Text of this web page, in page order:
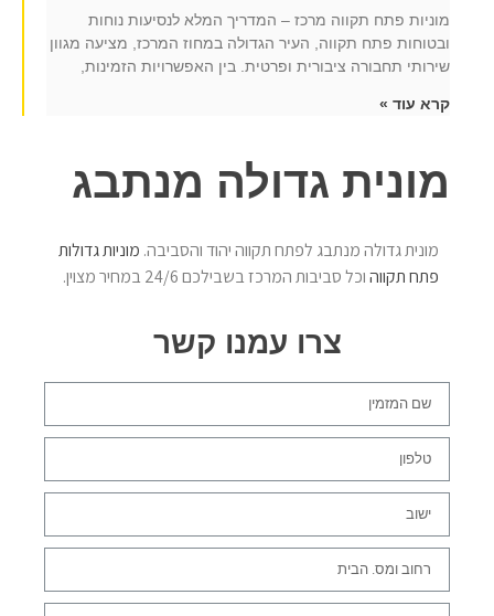
מוניות פתח תקווה מרכז – המדריך המלא לנסיעות נוחות
ובטוחות פתח תקווה, העיר הגדולה במחוז המרכז, מציעה מגוון
שירותי תחבורה ציבורית ופרטית. בין האפשרויות הזמינות,
קרא עוד »
מונית גדולה מנתבג
מונית גדולה מנתבג לפתח תקווה יהוד והסביבה. מוניות גדולות
פתח תקווהוכל סביבות המרכז בשבילכם 24/6 במחיר מצוין.
צרו עמנו קשר